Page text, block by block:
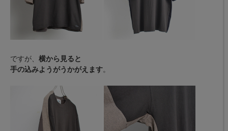
ですが、 横から見ると
手の込みようがうかがえます。